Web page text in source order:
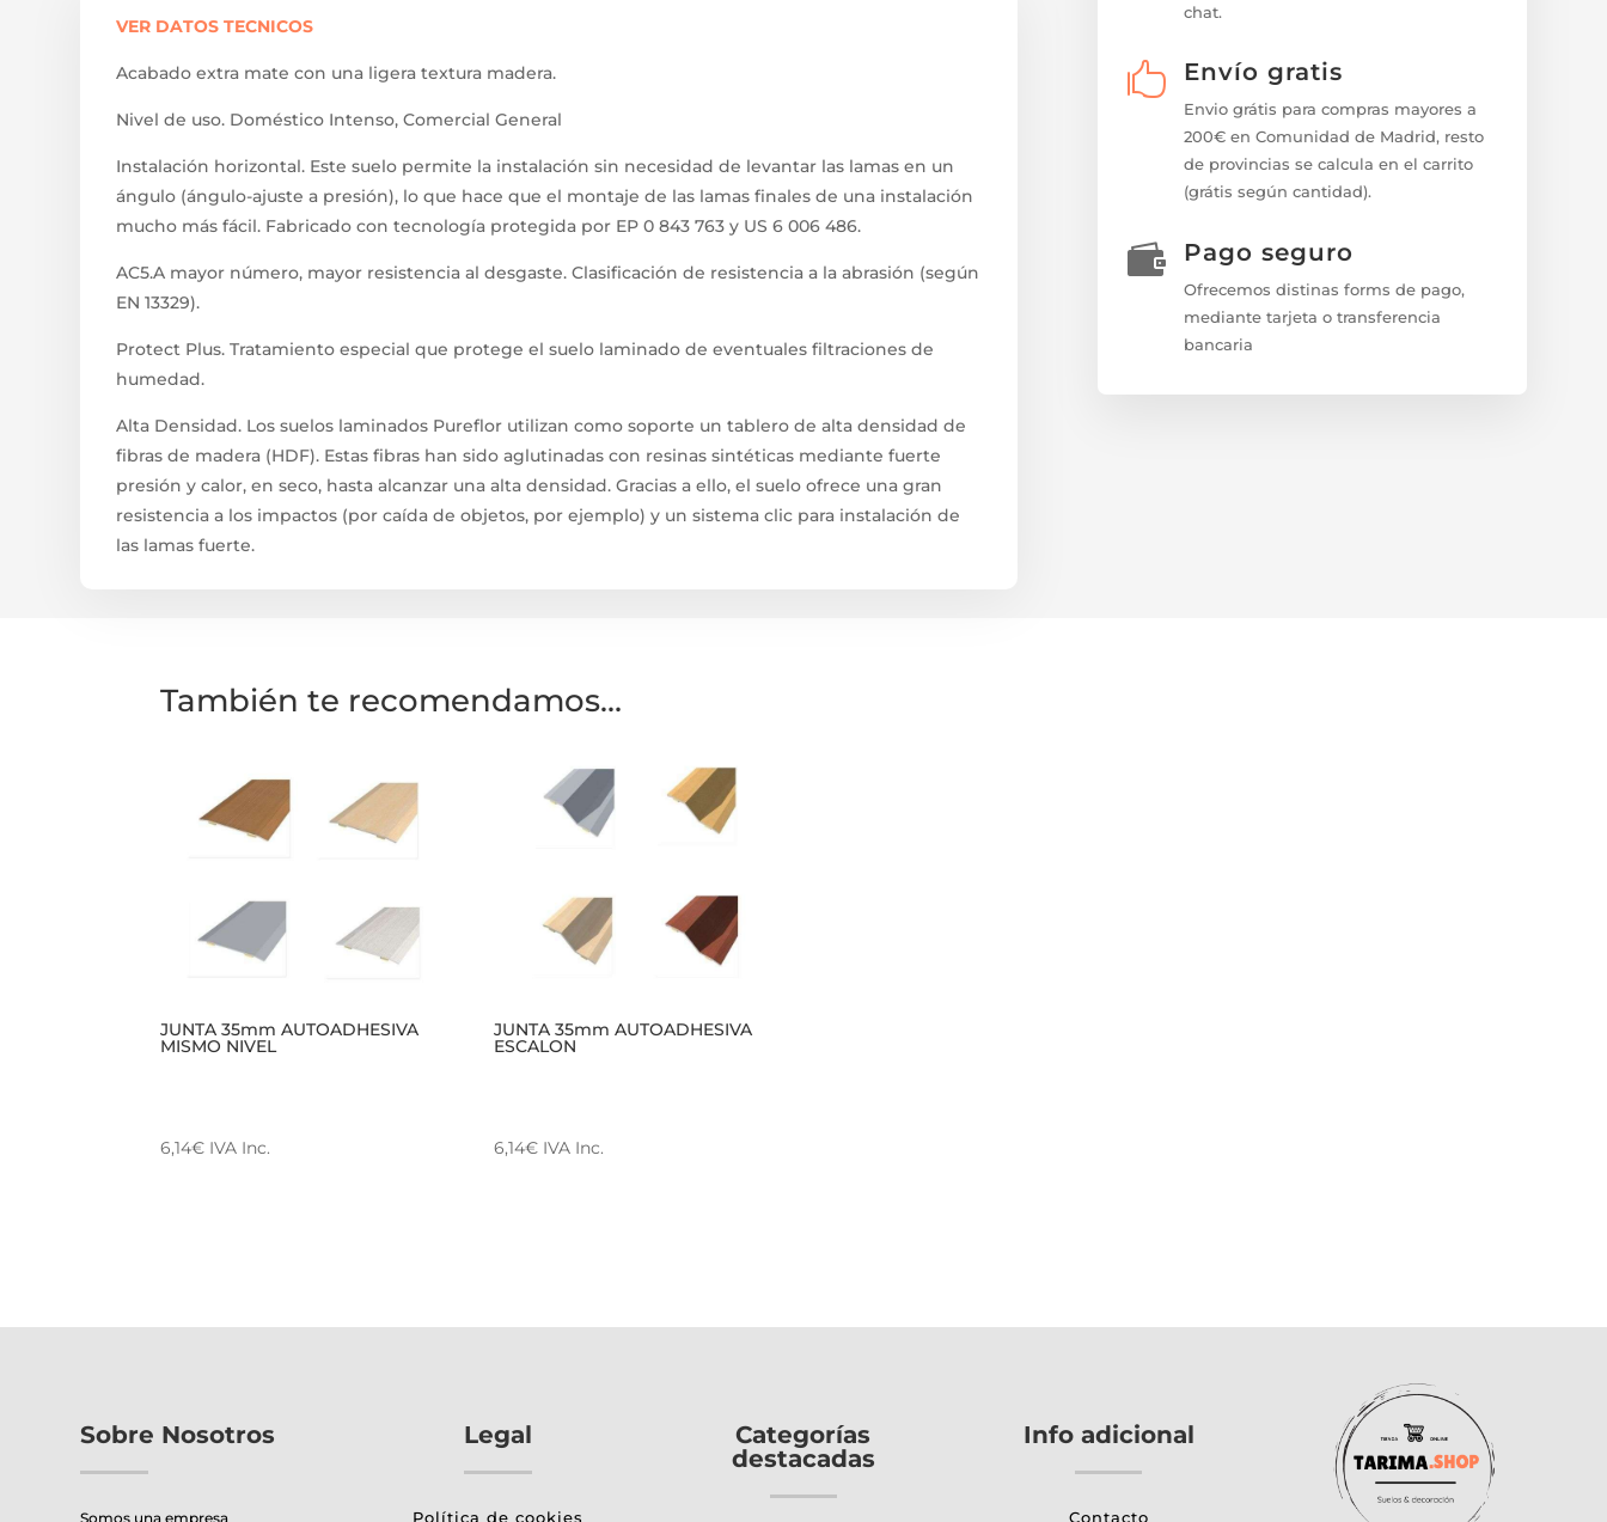
VER DATOS TECNICOS
Acabado extra mate con una ligera textura madera.
Nivel de uso. Doméstico Intenso, Comercial General
Instalación horizontal. Este suelo permite la instalación sin necesidad de levantar las lamas en un
ángulo (ángulo-ajuste a presión), lo que hace que el montaje de las lamas finales de una instalación
mucho más fácil. Fabricado con tecnología protegida por EP 0 843 763 y US 6 006 486.
AC5.A mayor número, mayor resistencia al desgaste. Clasificación de resistencia a la abrasión (según
EN 13329).
Protect Plus. Tratamiento especial que protege el suelo laminado de eventuales filtraciones de
humedad.
Alta Densidad. Los suelos laminados Pureflor utilizan como soporte un tablero de alta densidad de
fibras de madera (HDF). Estas fibras han sido aglutinadas con resinas sintéticas mediante fuerte
presión y calor, en seco, hasta alcanzar una alta densidad. Gracias a ello, el suelo ofrece una gran
resistencia a los impactos (por caída de objetos, por ejemplo) y un sistema clic para instalación de
las lamas fuerte.
chat.
 Envío gratis
Envio grátis para compras mayores a
200€ en Comunidad de Madrid, resto
de provincias se calcula en el carrito
(grátis según cantidad).
 Pago seguro
Ofrecemos distinas forms de pago,
mediante tarjeta o transferencia
bancaria
También te recomendamos…
JUNTA 35mm AUTOADHESIVA
MISMO NIVEL
6,14€ IVA Inc.
Las
pueden
JUNTA 35mm AUTOADHESIVA
ESCALON
6,14€ IVA Inc.
Las
pueden
Sobre Nosotros
Somos una empresa
Legal
Política de cookies
Categorías
destacadas
Info adicional
Contacto